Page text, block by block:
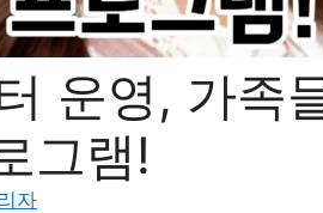
운영, 가족
그램!
자